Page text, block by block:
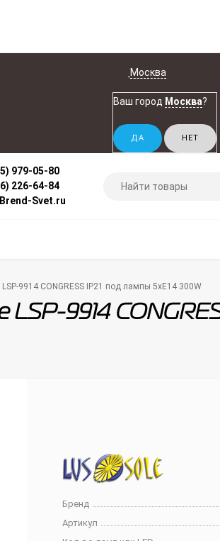
Москва
Ваш город Москва?
979-05-80
226-64-84
Svet.ru
9914 CONGRESS IP21 под лампы 5xE14 300W
LSP-9914
Бренд
Артикул